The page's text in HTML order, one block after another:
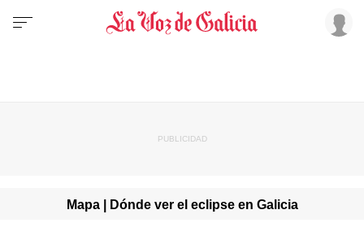
Mapa | Dónde ver el eclipse en Galicia